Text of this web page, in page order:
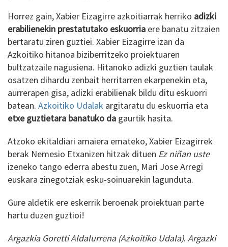
Horrez gain, Xabier Eizagirre azkoitiarrak herriko adizki
erabilienekin prestatutako eskuorria ere banatu zitzaien
bertaratu ziren guztiei. Xabier Eizagirre izan da
Azkoitiko hitanoa biziberritzeko proiektuaren
bultzatzaile nagusiena. Hitanoko adizki guztien taulak
osatzen dihardu zenbait herritarren ekarpenekin eta,
aurrerapen gisa, adizki erabilienak bildu ditu eskuorri
batean. Azkoitiko Udalak argitaratu du eskuorria eta
etxe guztietara banatuko da gaurtik hasita.
Atzoko ekitaldiari amaiera emateko, Xabier Eizagirrek
berak Nemesio Etxanizen hitzak dituen Ez niñan uste
izeneko tango ederra abestu zuen, Mari Jose Arregi
euskara zinegotziak esku-soinuarekin lagunduta.
Gure aldetik ere eskerrik beroenak proiektuan parte
hartu duzen guztioi!
Argazkia Goretti Aldalurrena (Azkoitiko Udala). Argazki